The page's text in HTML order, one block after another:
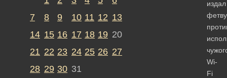
издал
фетву
Wi-
Fi
7
8 9 10 11 12 13
14 15 16 17 18 19 20
21 22 23 24 25 26 27
28 29 30 31